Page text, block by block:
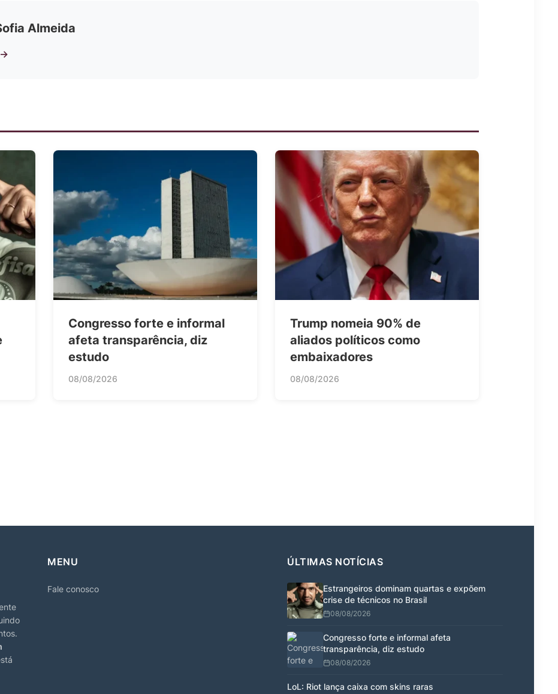
Almeida
Congresso forte e informal
afeta transparência, diz
estudo
08/08/2026
Trump nomeia 90% de
aliados políticos como
embaixadores
08/08/2026
MENU
Fale conosco
ÚLTIMAS NOTÍCIAS
Estrangeiros dominam quartas e expõem
crise de técnicos no Brasil
08/08/2026
Congresso forte e informal afeta
transparência, diz estudo
08/08/2026
LoL: Riot lança caixa com skins raras